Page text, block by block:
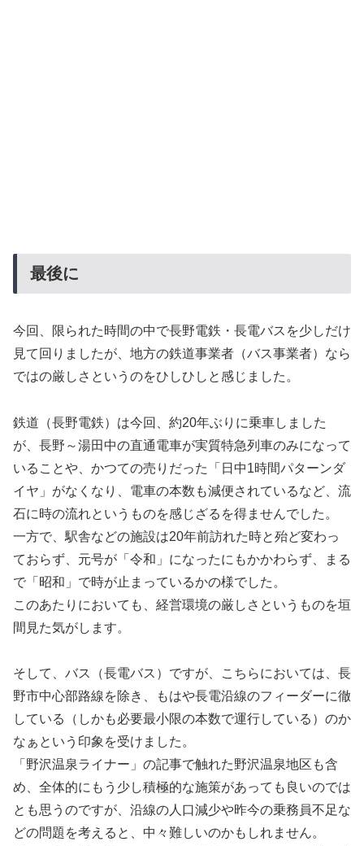
最後に
今回、限られた時間の中で長野電鉄・長電バスを少しだけ
見て回りましたが、地方の鉄道事業者（バス事業者）なら
ではの厳しさというのをひしひしと感じました。
鉄道（長野電鉄）は今回、約20年ぶりに乗車しました
が、長野～湯田中の直通電車が実質特急列車のみになって
いることや、かつての売りだった「日中1時間パターンダ
イヤ」がなくなり、電車の本数も減便されているなど、流
石に時の流れというものを感じざるを得ませんでした。
一方で、駅舎などの施設は20年前訪れた時と殆ど変わっ
ておらず、元号が「令和」になったにもかかわらず、まる
で「昭和」で時が止まっているかの様でした。
このあたりにおいても、経営環境の厳しさというものを垣
間見た気がします。
そして、バス（長電バス）ですが、こちらにおいては、長
野市中心部路線を除き、もはや長電沿線のフィーダーに徹
している（しかも必要最小限の本数で運行している）のか
なぁという印象を受けました。
「野沢温泉ライナー」の記事で触れた野沢温泉地区も含
め、全体的にもう少し積極的な施策があっても良いのでは
とも思うのですが、沿線の人口減少や昨今の乗務員不足な
どの問題を考えると、中々難しいのかもしれません。